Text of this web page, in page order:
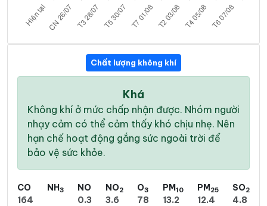
Chất lượng không khí
Khá
Không khí ở mức chấp nhận được. Nhóm người
nhạy cảm có thể cảm thấy khó chịu nhẹ. Nên
hạn chế hoạt động gắng sức ngoài trời để
bảo vệ sức khỏe.
CO
164
NH3
NO
0.3
NO2
3.6
O3
78
PM10
13.2
PM25
12.4
SO2
4.8